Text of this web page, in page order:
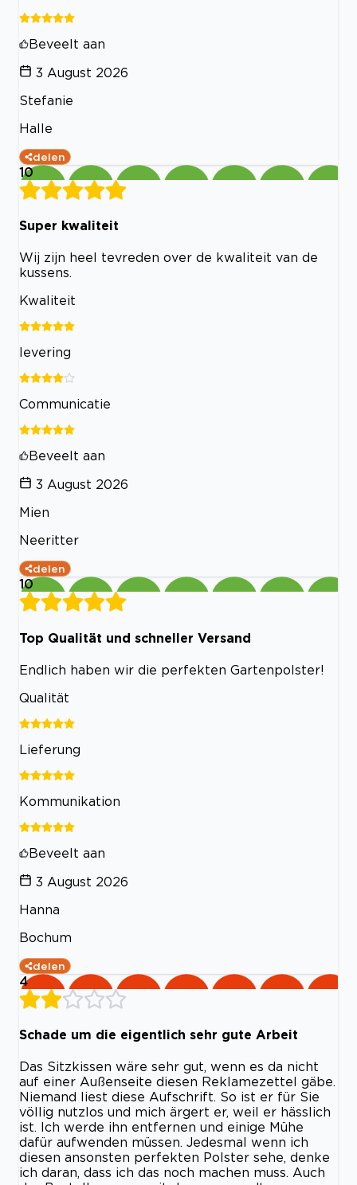
Beveelt aan
3 August 2026
Stefanie
Halle
delen
10
Super kwaliteit
Wij zijn heel tevreden over de kwaliteit van de
kussens.
Kwaliteit
levering
Communicatie
Beveelt aan
3 August 2026
Mien
Neeritter
delen
10
Top Qualität und schneller Versand
Endlich haben wir die perfekten Gartenpolster!
Qualität
Lieferung
Kommunikation
Beveelt aan
3 August 2026
Hanna
Bochum
delen
4
Schade um die eigentlich sehr gute Arbeit
Das Sitzkissen wäre sehr gut, wenn es da nicht
auf einer Außenseite diesen Reklamezettel gäbe.
Niemand liest diese Aufschrift. So ist er für Sie
völlig nutzlos und mich ärgert er, weil er hässlich
ist. Ich werde ihn entfernen und einige Mühe
dafür aufwenden müssen. Jedesmal wenn ich
diesen ansonsten perfekten Polster sehe, denke
ich daran, dass ich das noch machen muss. Auch